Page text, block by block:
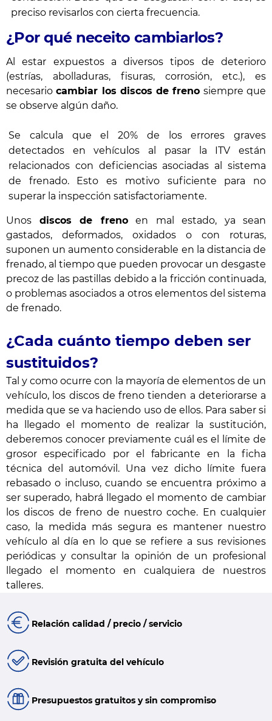
preciso revisarlos con cierta frecuencia.
¿Por qué neceito cambiarlos?
Al estar expuestos a diversos tipos de deterioro
(estrías, abolladuras, fisuras, corrosión, etc.), es
necesariocambiar los discos de freno siempre que
se observe algún daño.
Se calcula que el 20% de los errores graves
detectados en vehículos al pasar la ITV están
relacionados con deficiencias asociadas al sistema
de frenado. Esto es motivo suficiente para no
superar la inspección satisfactoriamente.
Unos discos de frenoen mal estado, ya sean
gastados, deformados, oxidados o con roturas,
suponen un aumento considerable en la distancia de
frenado, al tiempo que pueden provocar un desgaste
precoz de las pastillas debido a la fricción continuada,
o problemas asociados a otros elementos del sistema
de frenado.
¿Cada cuánto tiempo deben ser
sustituidos?
Tal y como ocurre con la mayoría de elementos de un
vehículo, los discos de freno tienden a deteriorarse a
medida que se va haciendo uso de ellos. Para saber si
ha llegado el momento de realizar la sustitución,
deberemos conocer previamente cuál es el límite de
grosor especificado por el fabricante en la ficha
técnica del automóvil. Una vez dicho límite fuera
rebasado o incluso, cuando se encuentra próximo a
ser superado, habrá llegado el momento de cambiar
los discos de freno de nuestro coche. En cualquier
caso, la medida más segura es mantener nuestro
vehículo al día en lo que se refiere a sus revisiones
periódicas y consultar la opinión de un profesional
llegado el momento en cualquiera de nuestros
talleres.
Relación calidad / precio / servicio
Revisión gratuita del vehículo
Presupuestos gratuitos y sin compromiso